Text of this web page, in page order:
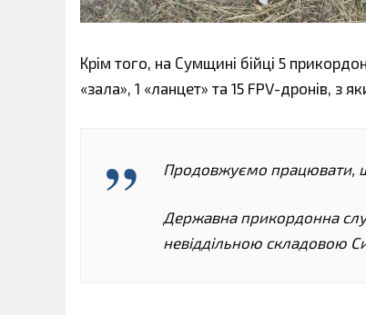
Крім того, на Сумщині бійці 5
«зала», 1 «ланцет» та 15 FPV-дронів, з
Продовжуємо працювати,
Державна прикордонна
невіддільною складовою